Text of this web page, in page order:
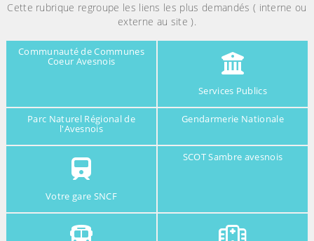
Cette rubrique regroupe les liens les plus demandés ( interne ou
externe au site ).
Communauté de Communes
Coeur Avesnois
Services Publics
Parc Naturel Régional de
l'Avesnois
Gendarmerie Nationale
Votre gare SNCF
SCOT Sambre avesnois